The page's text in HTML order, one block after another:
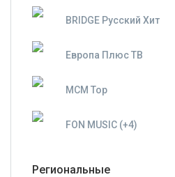
BRIDGE Русский Хит
Европа Плюс ТВ
MCM Top
FON MUSIC (+4)
Региональные